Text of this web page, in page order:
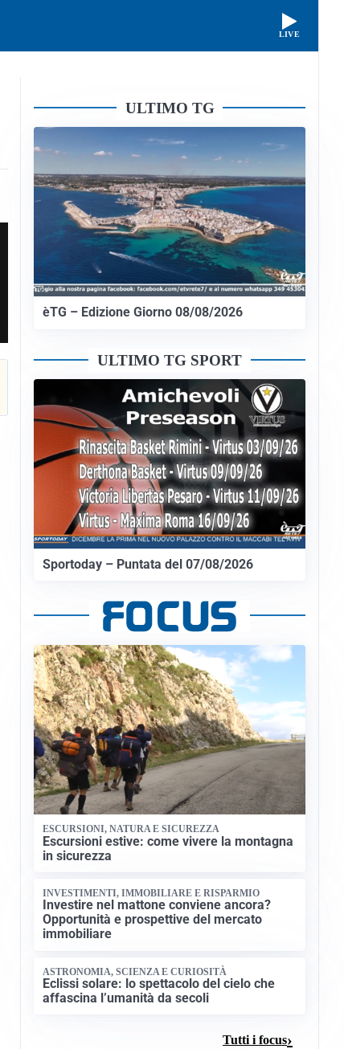
LIVE
ULTIMO TG
èTG – Edizione Giorno 08/08/2026
ULTIMO TG SPORT
Sportoday – Puntata del 07/08/2026
ESCURSIONI, NATURA E SICUREZZA
Escursioni estive: come vivere la montagna
in sicurezza
INVESTIMENTI, IMMOBILIARE E RISPARMIO
Investire nel mattone conviene ancora?
Opportunità e prospettive del mercato
immobiliare
ASTRONOMIA, SCIENZA E CURIOSITÀ
Eclissi solare: lo spettacolo del cielo che
affascina l’umanità da secoli
Tutti i focus